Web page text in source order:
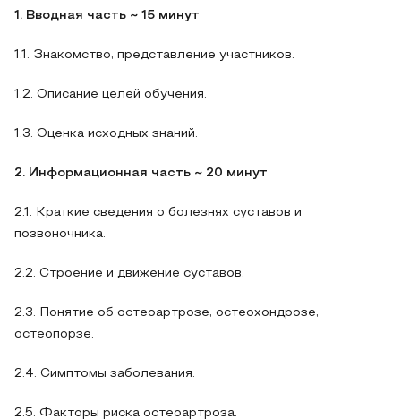
1. Вводная часть ~ 15 минут
1.1. Знакомство, представление участников.
1.2. Описание целей обучения.
1.3. Оценка исходных знаний.
2. Информационная часть ~ 20 минут
2.1. Краткие сведения о болезнях суставов и
позвоночника.
2.2. Строение и движение суставов.
2.3. Понятие об остеоартрозе, остеохондрозе,
остеопорзе.
2.4. Симптомы заболевания.
2.5. Факторы риска остеоартроза.